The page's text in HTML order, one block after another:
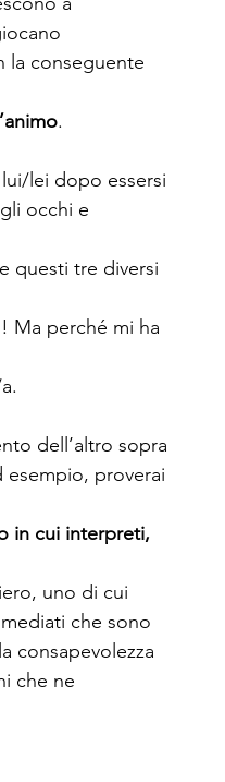
la conseguente
.
lei dopo essersi
occhi e
questi tre diversi
Ma perché mi ha
dell’altro sopra
esempio, proverai
in cui interpreti,
uno di cui
che sono
consapevolezza
che ne